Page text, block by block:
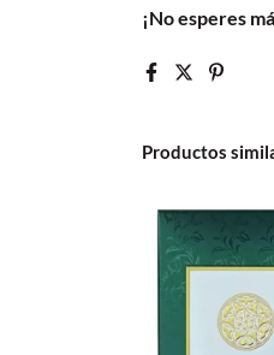
¡No esperes
Productos